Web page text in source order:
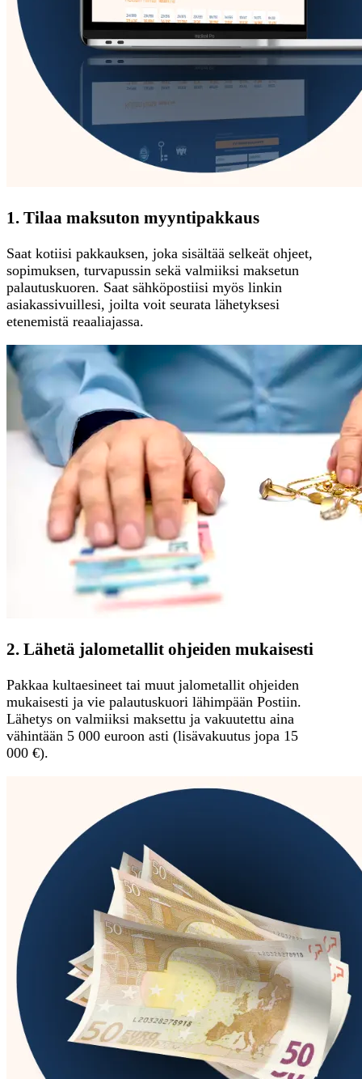
1. Tilaa maksuton myyntipakkaus
Saat kotiisi pakkauksen, joka sisältää selkeät ohjeet,
sopimuksen, turvapussin sekä valmiiksi maksetun
palautuskuoren. Saat sähköpostiisi myös linkin
asiakassivuillesi, joilta voit seurata lähetyksesi
etenemistä reaaliajassa.
2. Lähetä jalometallit ohjeiden mukaisesti
Pakkaa kultaesineet tai muut jalometallit ohjeiden
mukaisesti ja vie palautuskuori lähimpään Postiin.
Lähetys on valmiiksi maksettu ja vakuutettu aina
vähintään 5 000 euroon asti (lisävakuutus jopa 15
000 €).